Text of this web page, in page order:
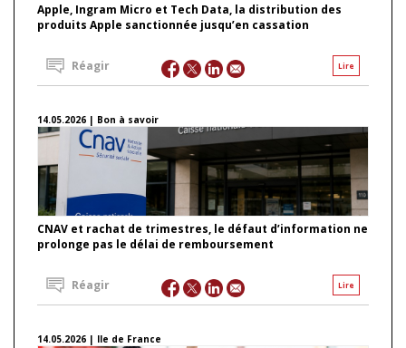
Apple, Ingram Micro et Tech Data, la distribution des
produits Apple sanctionnée jusqu’en cassation
Lire
Réagir
14.05.2026 | Bon à savoir
CNAV et rachat de trimestres, le défaut d’information ne
prolonge pas le délai de remboursement
Lire
Réagir
14.05.2026 | Ile de France